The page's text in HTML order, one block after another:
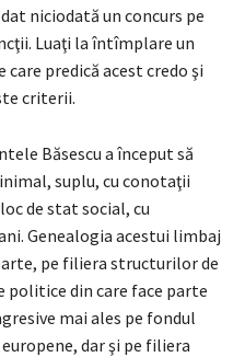
niciodată un concurs pe
Luaţi la întîmplare un
predică acest credo şi
criterii.
Băsescu a început să
suplu, cu conotaţii
de stat social, cu
Genealogia acestui limbaj
pe filiera structurilor de
politice din care face parte
mai ales pe fondul
dar şi pe filiera